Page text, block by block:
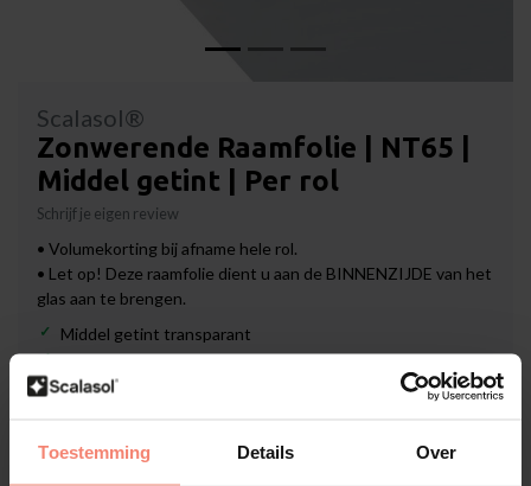
Toestemming Details Over
Scalasol®
Zonwerende Raamfolie | NT65 |
Middel getint | Per rol
Schrijf je eigen review
• Volumekorting bij afname hele rol.
• Let op! Deze raamfolie dient u aan de BINNENZIJDE van het
glas aan te brengen.
Middel getint transparant
~ 6°C koelere temperatuur
Montage: Binnenzijde glas